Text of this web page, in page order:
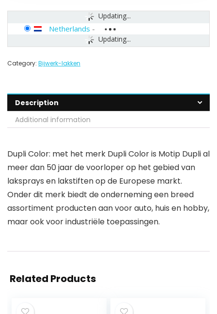
Updating...
Updating...
Netherlands -
Category: Bijwerk-lakken
Description
Additional information
Dupli Color: met het merk Dupli Color is Motip Dupli al
meer dan 50 jaar de voorloper op het gebied van
laksprays en lakstiften op de Europese markt.
Onder dit merk biedt de onderneming een breed
assortiment producten aan voor auto, huis en hobby,
maar ook voor industriële toepassingen.
Related Products